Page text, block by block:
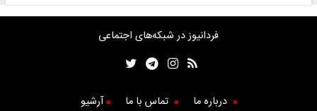
فردانیوز در شبکه‌های اجتماعی
درباره ما تماس با ما آرشیو